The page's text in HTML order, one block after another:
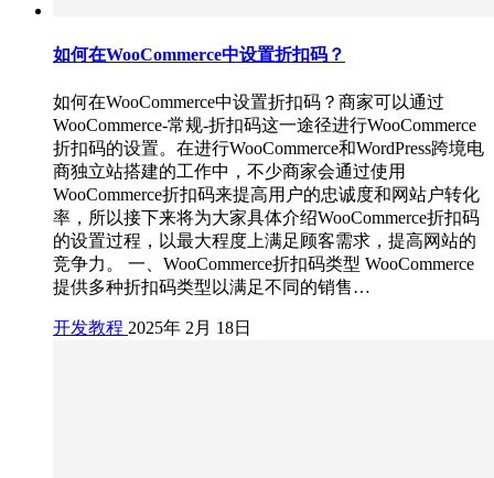
如何在WooCommerce中设置折扣码？
如何在WooCommerce中设置折扣码？商家可以通过
WooCommerce-常规-折扣码这一途径进行WooCommerce
折扣码的设置。在进行WooCommerce和WordPress跨境电
商独立站搭建的工作中，不少商家会通过使用
WooCommerce折扣码来提高用户的忠诚度和网站户转化
率，所以接下来将为大家具体介绍WooCommerce折扣码
的设置过程，以最大程度上满足顾客需求，提高网站的
竞争力。 一、WooCommerce折扣码类型 WooCommerce
提供多种折扣码类型以满足不同的销售…
开发教程 2025年 2月 18日